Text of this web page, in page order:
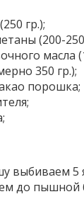
гр.);
(200-250
масла
350 гр.);
порошка;
выбиваем 5
до пышной